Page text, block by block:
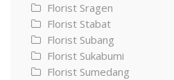
Florist Sragen
Florist Stabat
Florist Subang
Florist Sukabumi
Florist Sumedang